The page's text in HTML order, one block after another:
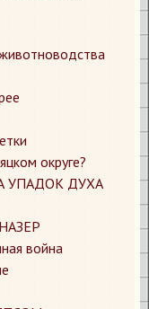
округе?
УПАДОК ДУХА
война